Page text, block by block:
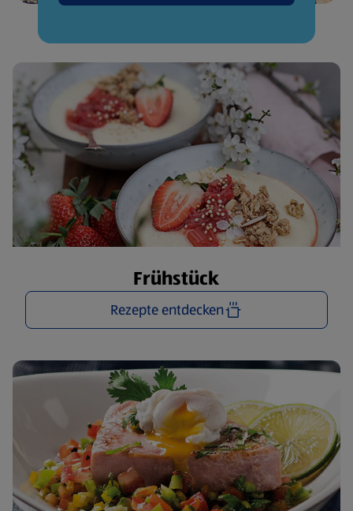
Frühstück
Rezepte entdecken